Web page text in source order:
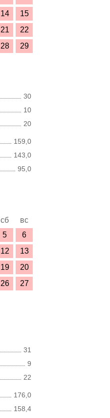
14
15
21
22
28
29
30
10
20
159,0
143,0
95,0
сб
вс
5
6
12
13
19
20
26
27
31
9
22
176,0
158,4